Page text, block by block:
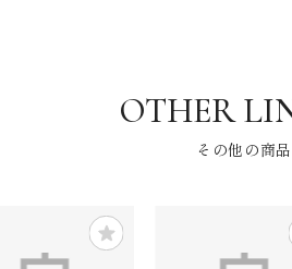
その他の商品